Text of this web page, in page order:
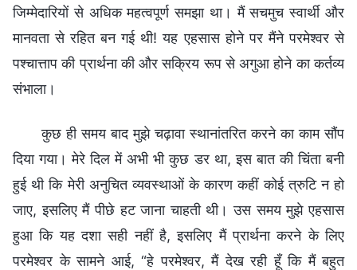
जिम्मेदारियों से अधिक महत्वपूर्ण समझा था। मैं सचमुच स्वार्थी और
मानवता से रहित बन गई थी! यह एहसास होने पर मैंने परमेश्वर से
पश्चात्ताप की प्रार्थना की और सक्रिय रूप से अगुआ होने का कर्तव्य
संभाला।
कुछ ही समय बाद मुझे चढ़ावा स्थानांतरित करने का काम सौंप
दिया गया। मेरे दिल में अभी भी कुछ डर था, इस बात की चिंता बनी
हुई थी कि मेरी अनुचित व्यवस्थाओं के कारण कहीं कोई त्रुटि न हो
जाए, इसलिए मैं पीछे हट जाना चाहती थी। उस समय मुझे एहसास
हुआ कि यह दशा सही नहीं है, इसलिए मैं प्रार्थना करने के लिए
परमेश्वर के सामने आई, “हे परमेश्वर, मैं देख रही हूँ कि मैं बहुत